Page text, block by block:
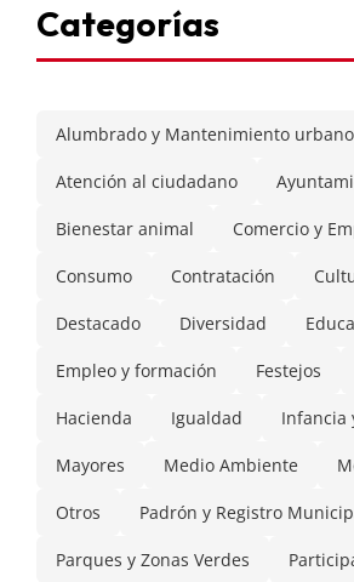
Categorías
Alumbrado y Mantenimiento urbano
Atención al ciudadano
Bienestar animal Comercio y
Consumo Contratación
Destacado Diversidad
Empleo y formación Festejos
Hacienda Igualdad Infancia
Mayores Medio Ambiente
Otros Padrón y Registro
Parques y Zonas Verdes